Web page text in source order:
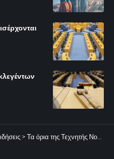
> Τα όρια της Τεχνητής Νοημοσύνης: Τα εμπόδια που αποτρέπουν την πλήρη αυτοματοποίηση της εργασίας